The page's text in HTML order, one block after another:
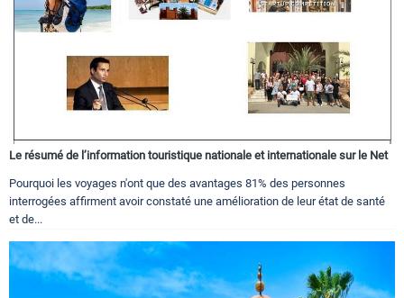
Le résumé de l’information touristique nationale et internationale sur le Net
Pourquoi les voyages n'ont que des avantages 81% des personnes
interrogées affirment avoir constaté une amélioration de leur état de santé
et de...